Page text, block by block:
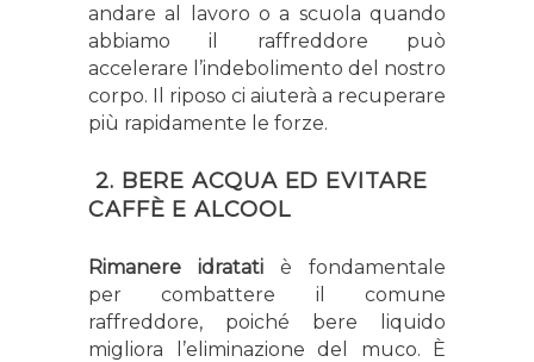
andare al lavoro o a scuola quando
abbiamo il raffreddore può
accelerare l’indebolimento del nostro
corpo. Il riposo ci aiuterà a recuperare
più rapidamente le forze.
2. BERE ACQUA ED EVITARE
CAFFÈ E ALCOOL
Rimanere idratati è fondamentale
per combattere il comune
raffreddore, poiché bere liquido
migliora l’eliminazione del muco. È